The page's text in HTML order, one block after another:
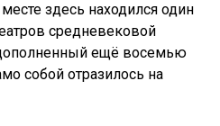
здесь находился один
средневековой
ещё восемью
собой отразилось на